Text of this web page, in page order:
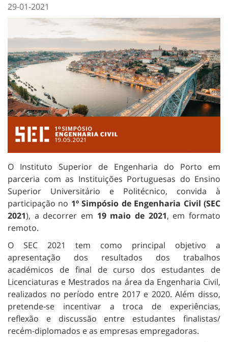
29-01-2021
O Instituto Superior de Engenharia do Porto em
parceria com as Instituições Portuguesas do Ensino
Superior Universitário e Politécnico, convida à
participação no 1º Simpósio de Engenharia Civil (SEC
2021), a decorrer em 19 maio de 2021, em formato
remoto.
O SEC 2021 tem como principal objetivo a
apresentação dos resultados dos trabalhos
académicos de final de curso dos estudantes de
Licenciaturas e Mestrados na área da Engenharia Civil,
realizados no período entre 2017 e 2020. Além disso,
pretende-se incentivar a troca de experiências,
reflexão e discussão entre estudantes finalistas/
recém-diplomados e as empresas empregadoras.